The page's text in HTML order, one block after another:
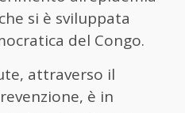
che si è sviluppata
del Congo.
attraverso il
è in